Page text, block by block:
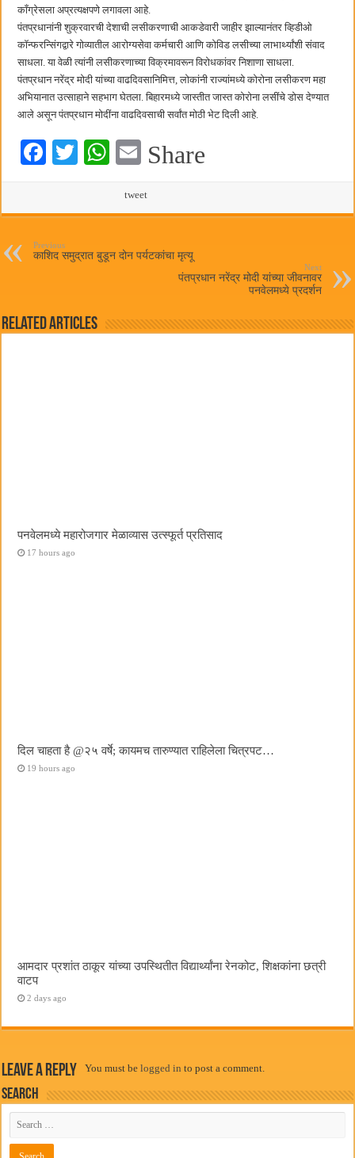
हर घर तिरंगा अभियानासंदर्भात पनवेलमध्ये बैठक
काँग्रेसला अप्रत्यक्षपणे लगावला आहे.
पंतप्रधानांनी शुक्रवारची देशाची लसीकरणाची आकडेवारी जाहीर झाल्यानंतर व्हिडीओ
कॉन्फरन्सिंगद्वारे गोव्यातील आरोग्यसेवा कर्मचारी आणि कोविड लसीच्या लाभार्थ्यांशी संवाद
साधला. या वेळी त्यांनी लसीकरणाच्या विक्रमावरून विरोधकांवर निशाणा साधला.
पंतप्रधान नरेंद्र मोदी यांच्या वाढदिवसानिमित्त, लोकांनी राज्यांमध्ये कोरोना लसीकरण महा
अभियानात उत्साहाने सहभाग घेतला. बिहारमध्ये जास्तीत जास्त कोरोना लसींचे डोस देण्यात
आले असून पंतप्रधान मोदींना वाढदिवसाची सर्वांत मोठी भेट दिली आहे.
Fa T
W
ts
pp
E
ail
Share
tweet
Previous
काशिद समुद्रात बुडून दोन पर्यटकांचा मृत्यू
Next
पंतप्रधान नरेंद्र मोदी यांच्या जीवनावर
पनवेलमध्ये प्रदर्शन
Related Articles
पनवेलमध्ये महारोजगार मेळाव्यास उत्स्फूर्त प्रतिसाद
17 hours ago
दिल चाहता है @२५ वर्षे; कायमच तारुण्यात राहिलेला चित्रपट…
19 hours ago
आमदार प्रशांत ठाकूर यांच्या उपस्थितीत विद्यार्थ्यांना रेनकोट, शिक्षकांना छत्री
वाटप
2 days ago
Leave a Reply You must belogged in to post a comment.
Search